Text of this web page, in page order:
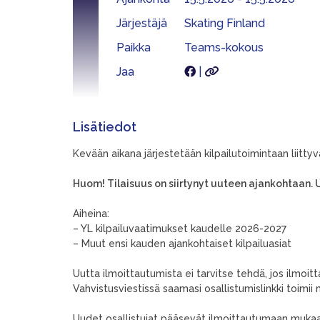
Järjestäjä
Skating Finland
Paikka
Teams-kokous
Jaa
Lisätiedot
Kevään aikana järjestetään kilpailutoimintaan
Huom! Tilaisuus on siirtynyt uuteen ajankohtaan.
Aiheina:
– YL kilpailuvaatimukset kaudelle 2026-2027
– Muut ensi kauden ajankohtaiset kilpailuasiat
Uutta ilmoittautumista ei tarvitse tehdä, jos
Vahvistusviestissä saamasi osallistumislinkki toimii